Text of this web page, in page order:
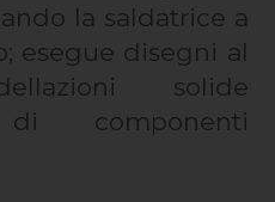
la saldatrice a
esegue disegni al
solide
di componenti